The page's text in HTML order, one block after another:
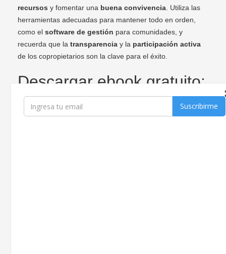
recursos y fomentar una buena convivencia. Utiliza las
herramientas adecuadas para mantener todo en orden,
como el software de gestión para comunidades, y
recuerda que la transparenciay la participación activa
de los copropietarios son la clave para el éxito.
Descargar ebook gratuito:
Cómo evitar la
inestabilidad financiera en